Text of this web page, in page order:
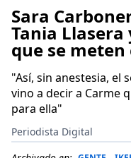
Sara
Tania
que se
"Así, sin anestesia, el
vino a decir a Carme
para ella"
Periodista Digital